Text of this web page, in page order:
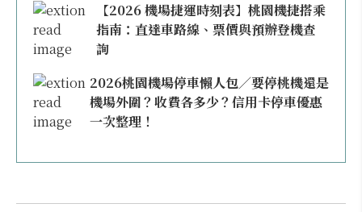
【2026 機場捷運時刻表】桃園機捷搭乘
指南：直達車路線、票價與預辦登機查
詢
2026桃園機場停車懶人包／要停桃機還是
機場外圍？收費各多少？信用卡停車優惠
一次整理！